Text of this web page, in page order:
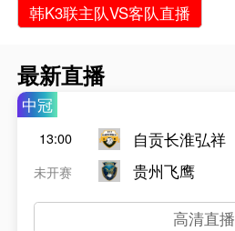
韩K3联主队VS客队直播
最新直播
中冠
13:00
未开赛
自贡长淮弘祥
贵州飞鹰
高清直播